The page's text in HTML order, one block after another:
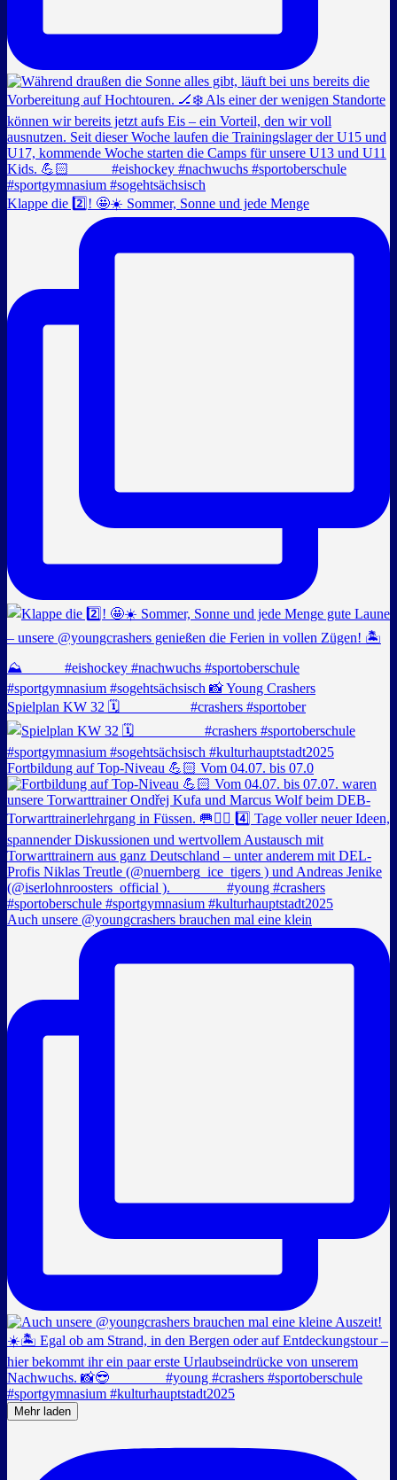
Klappe die 2️⃣! 🤩☀️ Sommer, Sonne und jede Menge
Spielplan KW 32 🗓️ _________ #crashers #sportober
Fortbildung auf Top-Niveau 💪🏻 Vom 04.07. bis 07.0
Auch unsere @youngcrashers brauchen mal eine klein
Mehr laden